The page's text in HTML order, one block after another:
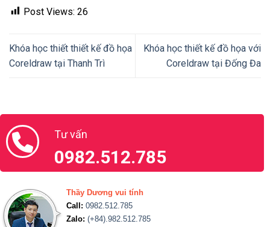
Post Views: 26
Khóa học thiết thiết kế đồ họa
Coreldraw tại Thanh Trì
Khóa học thiết kế đồ họa với
Coreldraw tại Đống Đa
Tư vấn
0982.512.785
Thầy Dương vui tính
Call: 0982.512.785
Zalo: (+84).982.512.785